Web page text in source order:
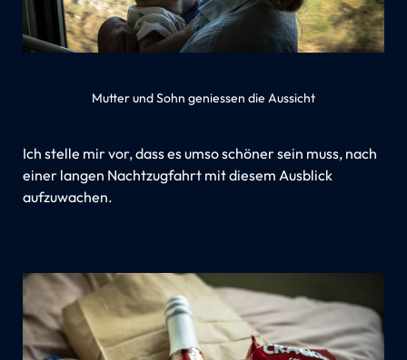
Mutter und Sohn geniessen die Aussicht
Ich stelle mir vor, dass es umso schöner sein muss, nach
einer langen Nachtzugfahrt mit diesem Ausblick
aufzuwachen.